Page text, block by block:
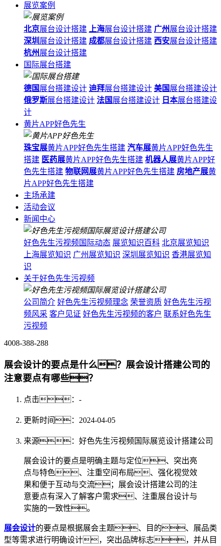
展览案例
北京展台设计搭建 上海展台设计搭建 广州展台设计搭建
深圳 展台设计搭建 成都展台设计搭建 西安展台设计搭建
杭州展台设计搭建
国际展台搭建
德国 展台搭建设计 迪拜展台搭建设计 美国 展台搭建设计
俄罗斯展台搭建设计 法国 展台搭建设计 日本展台搭建设
计
黄片APP好色先生
珠宝展黄片APP好色先生搭建 汽车展黄片APP好色先生
搭建 医药展黄片APP好色先生搭建 机器人展黄片APP好
色先生搭建 物联网展黄片APP好色先生搭建 房地产展黄
片APP好色先生搭建
主场承建
活动会议
新闻中心
好色先生污视频国际动态 展览知识百科 北京展览知识
上海展览知识 广州展览知识 深圳展览知识 香港展览知
识
关于好色先生污视频
公司简介 好色先生污视频理念 荣誉资质 好色先生污视
频风采 客户见证 好色先生污视频的客户 联系好色先生
污视频
4008-388-288
展会设计的要点是什么？展会设计搭建公司的
注意要点有哪些？
点击： -
更新时间：2024-04-05
来源：好色先生污视频国际展览设计搭建公司
展会设计的要点是明确主题与定位、突出亮
点与特色、注重空间布局、强化视觉效
果和便于互动与交流；展会设计搭建公司的注
意要点有深入了解客户需求、注重展台设计与
实施的一致性。
展会设计的要点是根据展会主题、目的、展品类
型等需求进行明确设计，突出品牌标志，并从目